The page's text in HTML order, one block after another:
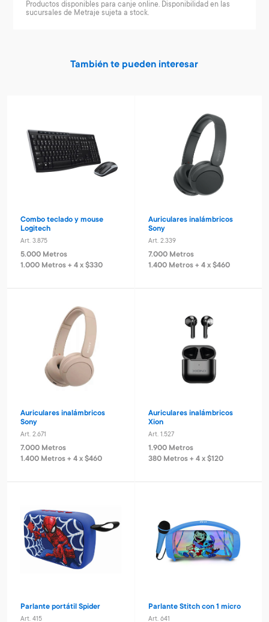
Productos disponibles para canje online. Disponibilidad en las
sucursales de Metraje sujeta a stock.
También te pueden interesar
Combo teclado y mouse
Logitech
Art. 3.875
5.000 Metros
1.000 Metros + 4 x $330
Auriculares inalámbricos
Sony
Art. 2.339
7.000 Metros
1.400 Metros + 4 x $460
Auriculares inalámbricos
Sony
Art. 2.671
7.000 Metros
1.400 Metros + 4 x $460
Auriculares inalámbricos
Xion
Art. 1.527
1.900 Metros
380 Metros + 4 x $120
Parlante portátil Spider
Art. 415
Parlante Stitch con 1 micro
Art. 641